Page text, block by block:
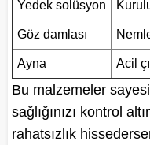
Yedek solüsyon
Göz damlası
Ayna Acil
Bu malzemeler
sağlığınızı kontrol
rahatsızlık